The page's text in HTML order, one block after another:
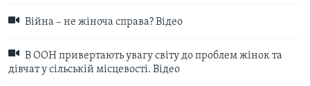
Війна – не жіноча справа? Відео
В ООН привертають увагу світу до проблем жінок та
дівчат у сільській місцевості. Відео